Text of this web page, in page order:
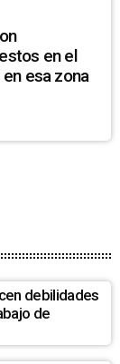
en el
esa zona
debilidades
de